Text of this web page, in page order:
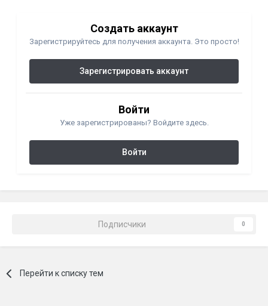
Создать аккаунт
Зарегистрируйтесь для получения аккаунта. Это просто!
Зарегистрировать аккаунт
Войти
Уже зарегистрированы? Войдите здесь.
Войти
Подписчики 0
Перейти к списку тем